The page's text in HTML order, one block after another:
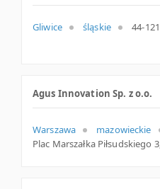
Gliwice śląskie
Agus Innovation Sp. z o.o.
Warszawa
mazowieckie